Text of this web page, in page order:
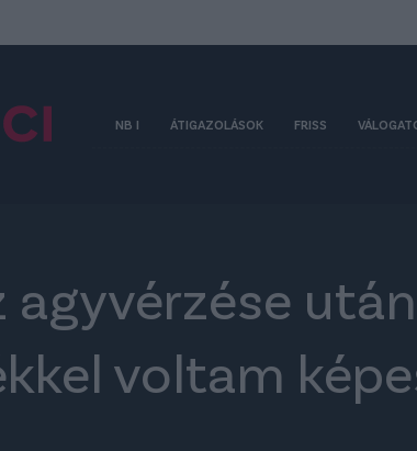
NB I ÁTIGAZOLÁSOK FRISS
agyvérzése
voltam